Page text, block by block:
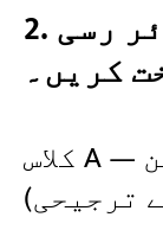
2. اوور ہیڈ کرین وائر رسی
کریں۔
کلاس A — لکیری رابطہ (کرین
ترجیحی)